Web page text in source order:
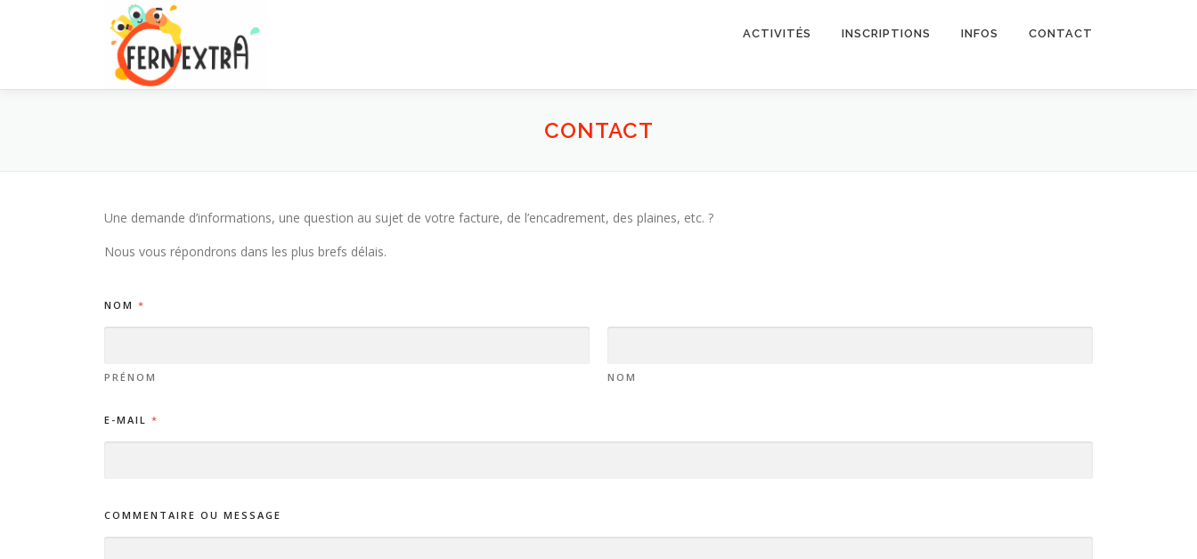
ACTIVITÉS INSCRIPTIONS INFOS CONTACT
CONTACT
Une demande d’informations, une question au sujet de votre facture, de l’encadrement, des plaines, etc. ?
Nous vous répondrons dans les plus brefs délais.
NOM *
PRÉNOM NOM
O
U
E-MAIL *
COMMENTAIRE OU MESSAGE